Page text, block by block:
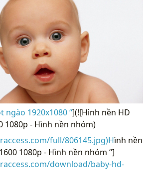
ngào 1920x1080 “](![Hình nền HD
1080p - Hình nền nhóm)
full/806145.jpg)Hình nền
1080p - Hình nền nhóm “]
download/baby-hd-